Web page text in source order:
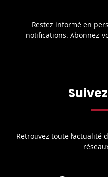
Restez informé en
notifications. Abonnez-
Suivez
Retrouvez toute l’actualité